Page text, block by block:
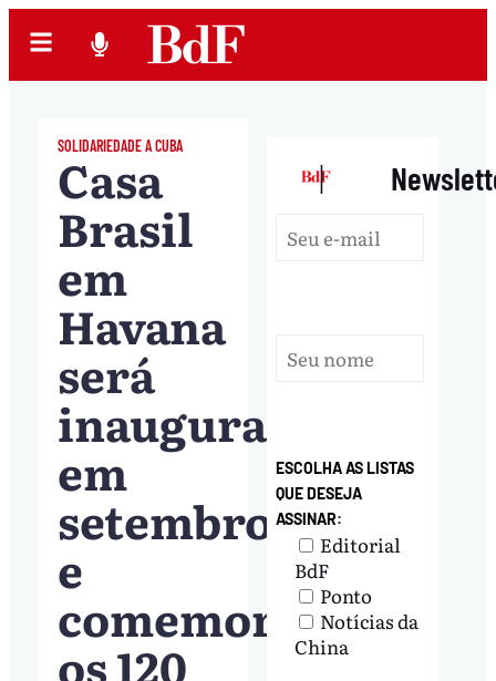
SOLIDARIEDADE A CUBA
Casa
Brasil
em
Havana
será
inaugurada
em
setembro
e
comemora
os 120
|
ESCOLHA AS LISTAS
QUE DESEJA
ASSINAR:
Editorial
BdF
Ponto
Notícias da
China